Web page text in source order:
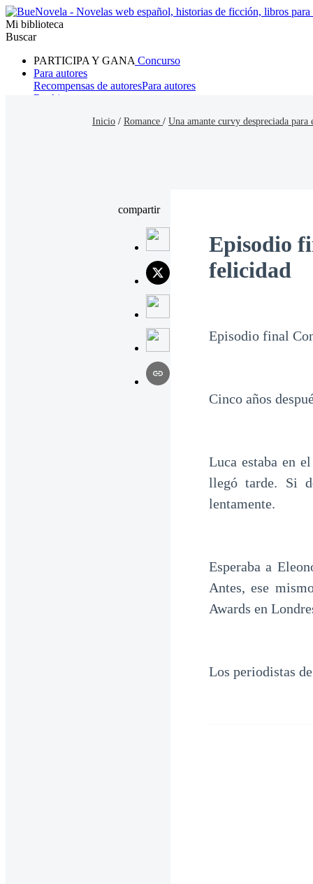
Mi biblioteca
Buscar
PARTICIPA Y GANA Concurso
Para autores
Recompensas de autoresPara autores
Ranking
Inicio / Romance / Una amante curvy despreciada para
compartir
Episodio
felicidad
Episodio final
Cinco años
Luca estaba en
llegó tarde. Si
lentamente.
Esperaba a
Antes, ese
Awards en
Los periodistas